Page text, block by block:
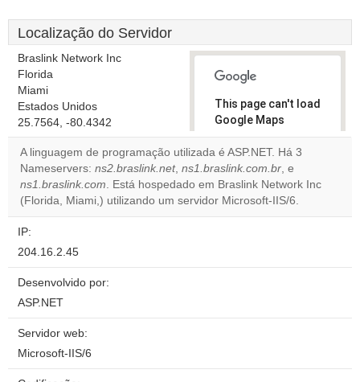
Localização do Servidor
Braslink Network Inc
Florida
Miami
Estados Unidos
25.7564, -80.4342
This page can't load
Google Maps
correctly.
Do you
own this
website?
OK
A linguagem de programação utilizada é ASP.NET. Há 3
Nameservers: ns2.braslink.net, ns1.braslink.com.br, e
ns1.braslink.com. Está hospedado em Braslink Network Inc
(Florida, Miami,) utilizando um servidor Microsoft-IIS/6.
IP:
204.16.2.45
Desenvolvido por:
ASP.NET
Servidor web:
Microsoft-IIS/6